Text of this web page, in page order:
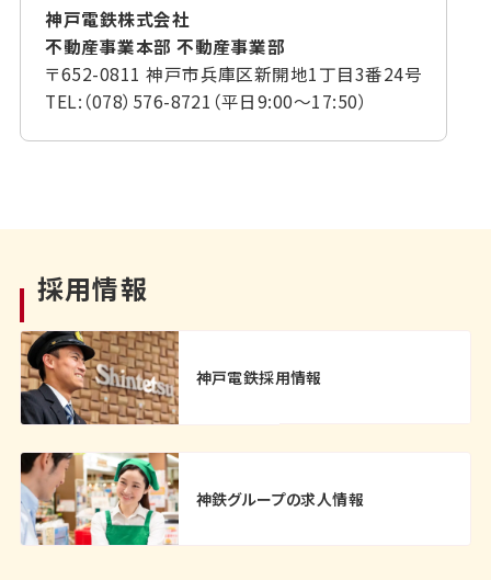
神戸電鉄株式会社
不動産事業本部 不動産事業部
〒652-0811 神戸市兵庫区新開地1丁目3番24号
TEL:（078）576-8721（平日9:00〜17:50）
採用情報
神戸電鉄採用情報
神鉄グループの求人情報